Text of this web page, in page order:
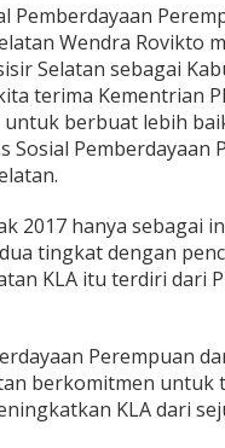
Pemberdayaan
Wendra Rovikto
Selatan sebagai
terima Kementrian
berbuat lebih
Sosial Pemberdayaan
2017 hanya sebagai
tingkat dengan
KLA itu terdiri dari
Perempuan
berkomitmen untuk
KLA dari